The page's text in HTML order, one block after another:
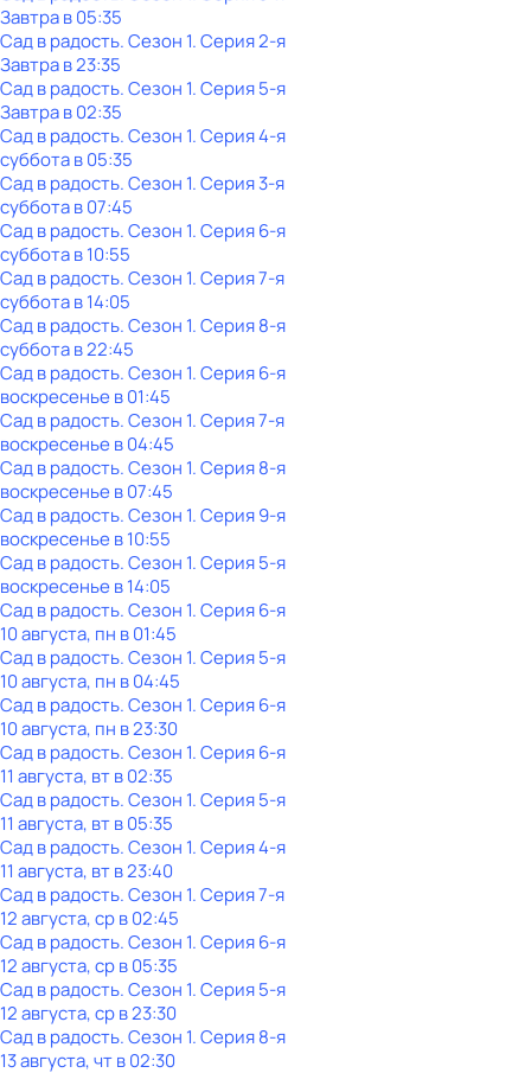
Завтра в 05:35
Сад в радость. Сезон 1. Серия 2-я
Завтра в 23:35
Сад в радость. Сезон 1. Серия 5-я
Завтра в 02:35
Сад в радость. Сезон 1. Серия 4-я
субботав05:35
Сад в радость. Сезон 1. Серия 3-я
субботав07:45
Сад в радость. Сезон 1. Серия 6-я
субботав10:55
Сад в радость. Сезон 1. Серия 7-я
субботав14:05
Сад в радость. Сезон 1. Серия 8-я
субботав22:45
Сад в радость. Сезон 1. Серия 6-я
воскресенье в01:45
Сад в радость. Сезон 1. Серия 7-я
воскресенье в04:45
Сад в радость. Сезон 1. Серия 8-я
воскресенье в07:45
Сад в радость. Сезон 1. Серия 9-я
воскресенье в10:55
Сад в радость. Сезон 1. Серия 5-я
воскресенье в14:05
Сад в радость. Сезон 1. Серия 6-я
10 августа, пн в 01:45
Сад в радость. Сезон 1. Серия 5-я
10 августа, пн в 04:45
Сад в радость. Сезон 1. Серия 6-я
10 августа, пн в 23:30
Сад в радость. Сезон 1. Серия 6-я
11 августа, вт в 02:35
Сад в радость. Сезон 1. Серия 5-я
11 августа, вт в 05:35
Сад в радость. Сезон 1. Серия 4-я
11 августа, вт в 23:40
Сад в радость. Сезон 1. Серия 7-я
12 августа, ср в 02:45
Сад в радость. Сезон 1. Серия 6-я
12 августа, ср в 05:35
Сад в радость. Сезон 1. Серия 5-я
12 августа, ср в 23:30
Сад в радость. Сезон 1. Серия 8-я
13 августа, чт в 02:30